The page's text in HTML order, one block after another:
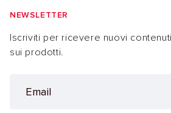
NEWSLETTER
Iscriviti per ricevere nuovi
sui prodotti.